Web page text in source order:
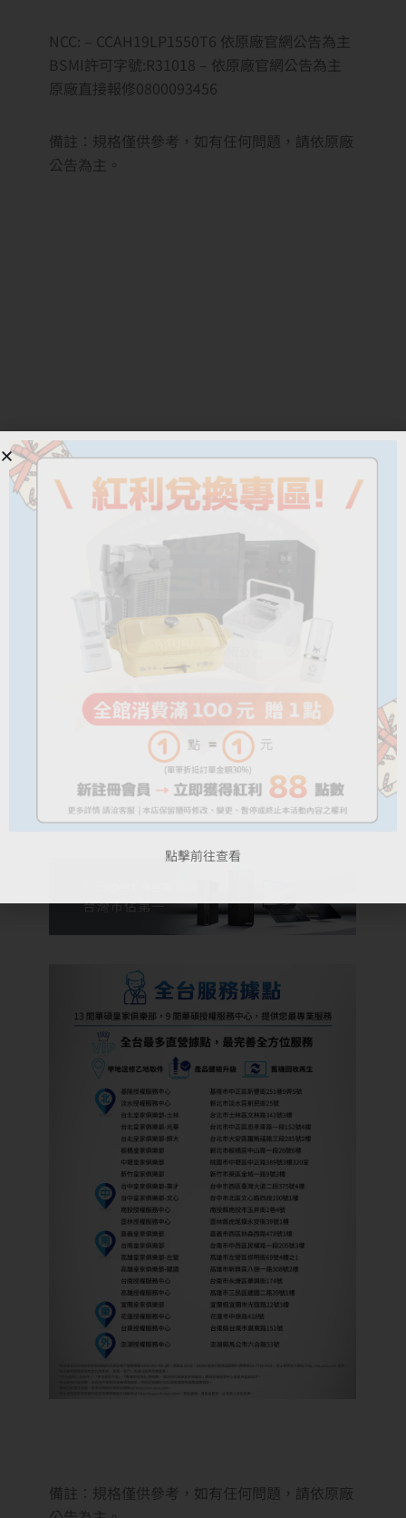
NCC: – CCAH19LP1550T6 依原廠官網公告為主
BSMI許可字號:R31018 – 依原廠官網公告為主
原廠直接報修0800093456
備註：規格僅供參考，如有任何問題，請依原廠
公告為主。
備註：規格僅供參考，如有任何問題，請依原廠
點擊前往查看